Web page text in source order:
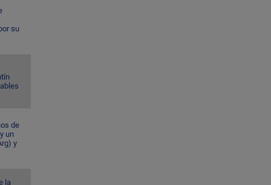
su
de
un
y
la